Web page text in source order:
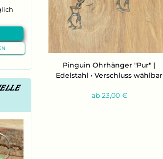
Pin­gu­in Ohr­hän­ger "Pur" |
Edel­stahl • Ver­schluss wähl­bar
ab 23,00 €